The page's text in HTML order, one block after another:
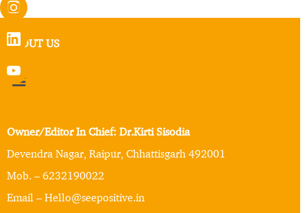
ABOUT US
Owner/Editor In Chief: Dr.Kirti Sisodia
Devendra Nagar, Raipur, Chhattisgarh 492001
Mob. – 6232190022
Email – Hello@seepositive.in